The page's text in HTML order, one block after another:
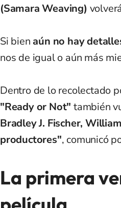
(Samara Weaving)
Si bien aún no hay
nos de igual o aún más
Dentro de lo recolectado
"Ready or Not"también
Bradley J. Fischer,
productores", comunicó
La primera